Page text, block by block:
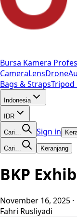
Bursa Kamera
CameraLensDrone
Bags & StrapsTripod
Indonesia
IDR
Cari… Sign in
Cari… Keranjang
BKP
November 16, 2025 ·
Fahri Rusliyadi